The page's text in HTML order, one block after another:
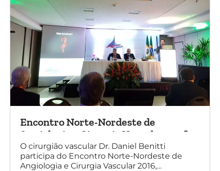
Encontro Norte-Nordeste de
Angiologia e Cirurgia Vascular 2016
O cirurgião vascular Dr. Daniel Benitti
participa do Encontro Norte-Nordeste de
Angiologia e Cirurgia Vascular 2016,